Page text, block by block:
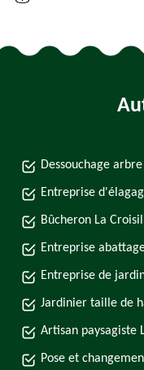
Dessouchage
Entreprise
Bûcheron La
Entreprise
Entreprise de
Jardinier taille de
Artisan paysagiste
Pose et